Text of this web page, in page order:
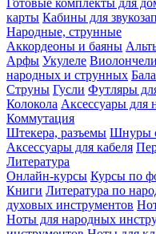
Готовые комплекты для
карты Кабины для
Народные, струнные
Аккордеоны и баяны
Арфы Укулеле Виолончели
народных и струнных
Струны Гусли Футляры
Колокола Аксессуары для
Коммутация
Штекера, разъемы Шнуры
Аксессуары для кабеля
Литература
Онлайн-курсы Курсы по
Книги Литература по
духовых инструментов
Ноты для народных